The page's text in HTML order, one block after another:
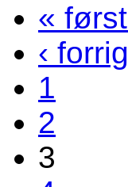
Sider
«
‹
1
2
3